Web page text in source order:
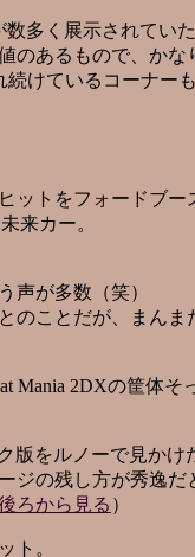
多く展示されていた
あるもので、かな
けているコーナーも
トをフォードブー
来カー。
声が多数（笑）
ことだが、まんま
Mania 2DXの筐体そ
をルノーで見かけ
の残し方が秀逸だ
ろから見る ）
ト。